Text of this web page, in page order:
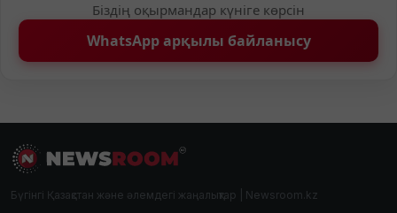
Біздің оқырмандар күніге көрсін
WhatsApp арқылы байланысу
Бүгінгі Қазақстан және әлемдегі жаңалықтар | Newsroom.kz